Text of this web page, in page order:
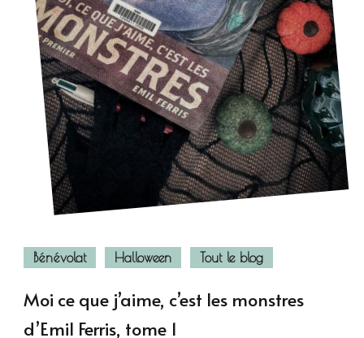
Bénévolat Halloween Tout le blog
Moi ce que j’aime, c’est les monstres
d’Emil Ferris, tome 1